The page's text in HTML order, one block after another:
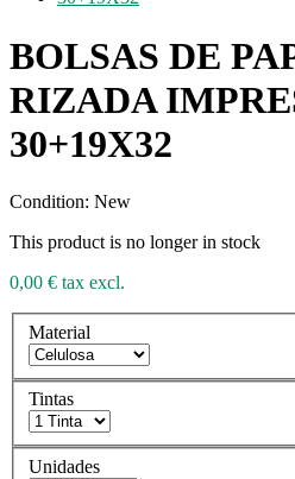
BOLSAS DE
RIZADA
30+19X32
Condition: New
This product is no longer in stock
0,00 € tax excl.
Material
Tintas
Unidades